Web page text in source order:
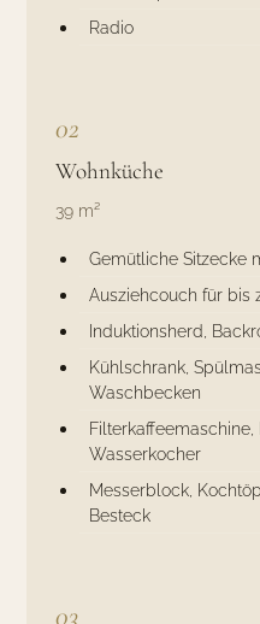
Radio
02
Wohnküche
39 m²
Gemütliche Sitzecke
Ausziehcouch für bis
Induktionsherd,
Kühlschrank,
Waschbecken
Filterkaffeemaschine,
Wasserkocher
Messerblock,
Besteck
03